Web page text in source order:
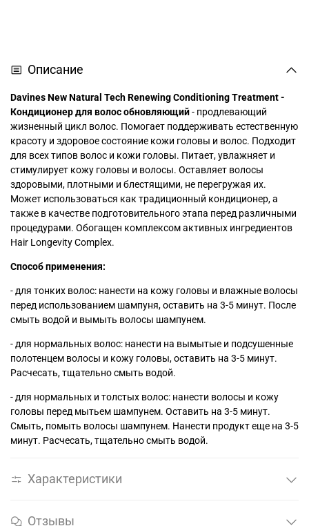
Описание
Davines New Natural Tech Renewing Conditioning Treatment -
Кондиционер для волос обновляющий- продлевающий
жизненный цикл волос. Помогает поддерживать естественную
красоту и здоровое состояние кожи головы и волос. Подходит
для всех типов волос и кожи головы. Питает, увлажняет и
стимулирует кожу головы и волосы. Оставляет волосы
здоровыми, плотными и блестящими, не перегружая их.
Может использоваться как традиционный кондиционер, а
также в качестве подготовительного этапа перед различными
процедурами. Обогащен комплексом активных ингредиентов
Hair Longevity Complex.
Способ применения:
- для тонких волос: нанести на кожу головы и влажные волосы
перед использованием шампуня, оставить на 3-5 минут. После
смыть водой и вымыть волосы шампунем.
- для нормальных волос: нанести на вымытые и подсушенные
полотенцем волосы и кожу головы, оставить на 3-5 минут.
Расчесать, тщательно смыть водой.
- для нормальных и толстых волос: нанести волосы и кожу
головы перед мытьем шампунем. Оставить на 3-5 минут.
Смыть, помыть волосы шампунем. Нанести продукт еще на 3-5
минут. Расчесать, тщательно смыть водой.
Характеристики
Отзывы